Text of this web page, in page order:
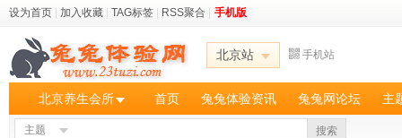
设为首页 加入收藏 TAG标签 RSS聚合 手机版
北京站 手机站
北京养生会所 首页 兔兔体验资讯 兔兔网论坛 主
主题 搜索